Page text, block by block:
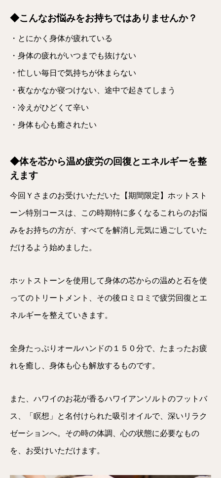
◆こんなお悩みをお持ちではありませんか？
・とにかく身体が疲れている
・身体の疲れがいつまでも抜けない
・忙しい毎日で気持ちが休まらない
・夜なかなか寝つけない、途中で起きてしまう
・冷えがひどくて辛い
・身体も心も癒されたい
◆体を芯から温め疲労の回復とエネルギーを整
えます
今回Ｙさまのお受けいただいた【期間限定】ホットスト
ーン特別コースは、この時期特に多くなるこれらのお悩
みをお持ちの方が、すべてを解消し元気に過ごしていた
だけるよう始めました。
ホットストーンを使用して身体の芯からの温めと石を使
ってのトリートメント、その後ロミロミで疲労回復とエ
ネルギーを整えていきます。
全身たっぷりオールハンドの１５０分で、 たまったお疲
れを癒し、身体も心も解放するものです。
また、ハワイのお花が香るハワイアンソルトのフットバ
ス、「瞑想」と名付けられた吸引オイルで、深いリラク
ゼーションへ。その時の体調、心の状態に必要なもの
を、お受けいただけます。